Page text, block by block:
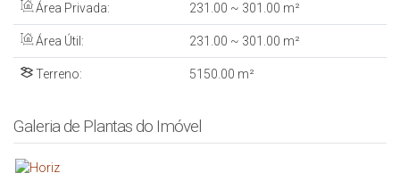
Área Privada: 231 .00 ~ 301 .00 m²
Área Útil: 231 .00 ~ 301 .00 m²
Terreno: 5150.00 m²
Galeria de Plantas do Imóvel